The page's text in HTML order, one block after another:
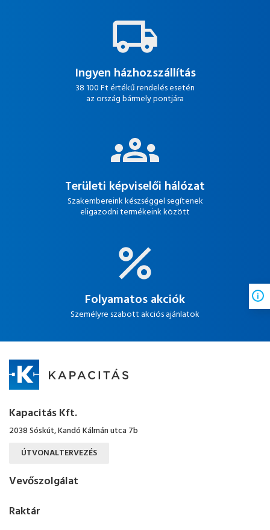
Ingyen házhozszállítás
38 100 Ft értékű rendelés esetén
az ország bármely pontjára
Területi képviselői hálózat
Szakembereink készséggel segítenek
eligazodni termékeink között
Folyamatos akciók
Személyre szabott akciós ajánlatok
Kapacitás Kft.
2038 Sóskút, Kandó Kálmán utca 7b
ÚTVONALTERVEZÉS
Vevőszolgálat
Raktár